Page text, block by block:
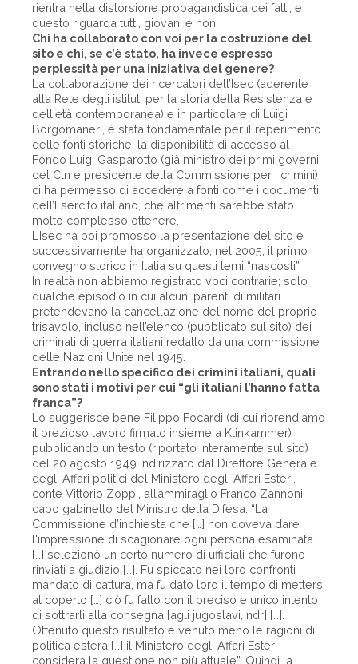
rientra nella distorsione propagandistica dei fatti; e
questo riguarda tutti, giovani e non.
Chi ha collaborato con voi per la costruzione del
sito e chi, se c’è stato, ha invece espresso
perplessità per una iniziativa del genere?
La collaborazione dei ricercatori dell’Isec (aderente
alla Rete degli istituti per la storia della Resistenza e
dell'età contemporanea) e in particolare di Luigi
Borgomaneri, è stata fondamentale per il reperimento
delle fonti storiche; la disponibilità di accesso al
Fondo Luigi Gasparotto (già ministro dei primi governi
del Cln e presidente della Commissione per i crimini)
ci ha permesso di accedere a fonti come i documenti
dell’Esercito italiano, che altrimenti sarebbe stato
molto complesso ottenere.
L’Isec ha poi promosso la presentazione del sito e
successivamente ha organizzato, nel 2005, il primo
convegno storico in Italia su questi temi “nascosti”.
In realtà non abbiamo registrato voci contrarie; solo
qualche episodio in cui alcuni parenti di militari
pretendevano la cancellazione del nome del proprio
trisavolo, incluso nell’elenco (pubblicato sul sito) dei
criminali di guerra italiani redatto da una commissione
delle Nazioni Unite nel 1945.
Entrando nello specifico dei crimini italiani, quali
sono stati i motivi per cui “gli italiani l’hanno fatta
franca”?
Lo suggerisce bene Filippo Focardi (di cui riprendiamo
il prezioso lavoro firmato insieme a Klinkammer)
pubblicando un testo (riportato interamente sul sito)
del 20 agosto 1949 indirizzato dal Direttore Generale
degli Affari politici del Ministero degli Affari Esteri,
conte Vittorio Zoppi, all’ammiraglio Franco Zannoni,
capo gabinetto del Ministro della Difesa: “La
Commissione d’inchiesta che […] non doveva dare
l'impressione di scagionare ogni persona esaminata
[…] selezionò un certo numero di ufficiali che furono
rinviati a giudizio […]. Fu spiccato nei loro confronti
mandato di cattura, ma fu dato loro il tempo di mettersi
al coperto […] ciò fu fatto con il preciso e unico intento
di sottrarli alla consegna [agli jugoslavi, ndr] […].
Ottenuto questo risultato e venuto meno le ragioni di
politica estera […] il Ministero degli Affari Esteri
considera la questione non più attuale”. Quindi la